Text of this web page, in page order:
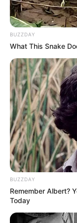
10. Seduhan teh
mencegah
sehat deh
BUZZDAY
What This Snake
BUZZDAY
Remember Albert?
Today